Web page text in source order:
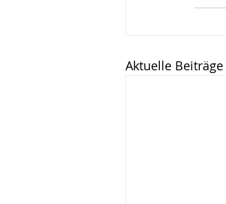
Aktuelle Beiträge